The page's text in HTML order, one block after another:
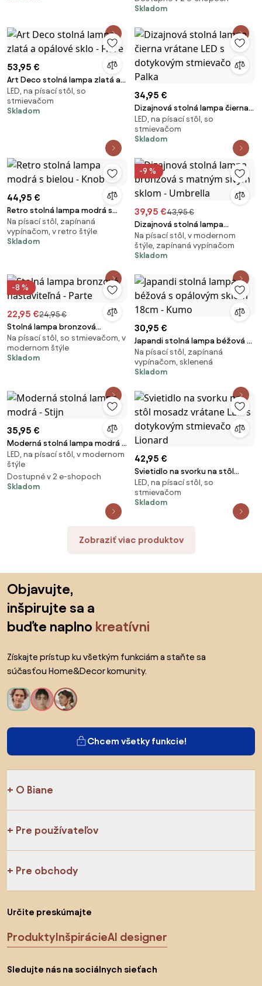
Skladom
53,95 €
Art Deco stolná lampa zlatá a
opálové sklo - Flore
LED, na písací stôl, so
stmievačom
Skladom
34,95 €
Dizajnová stolná lampa čierna
vrátane LED s dotykovým
stmievačom - Palka
LED, na písací stôl, so
stmievačom
Skladom
44,95 €
Retro stolná lampa modrá s
bielou - Knob
Na písací stôl, zapínaná
vypínačom, v retro štýle
Skladom
-9 %
39,95 €43,95 €
Dizajnová stolná lampa
bronzová s matným sivým
sklom - Umbrella
Na písací stôl, v modernom
štýle, zapínaná vypínačom
Skladom
-8 %
22,95 €24,95 €
Stolná lampa bronzová
nastaviteľná - Parte
Na písací stôl, so stmievačom, v
modernom štýle
Skladom
30,95 €
Japandi stolná lampa béžová s
opálovým sklom 18cm - Kumo
Na písací stôl, zapínaná
vypínačom, sklenená
Skladom
35,95 €
Moderná stolná lampa modrá -
Stijn
LED, na písací stôl, v modernom
štýle
Dostupné v 2 e-shopoch
Skladom
42,95 €
Svietidlo na svorku na stôl
mosadz vrátane LED s
dotykovým stmievačom -
Lionard
LED, na písací stôl, so
stmievačom
Skladom
Zobraziť viac produktov
Objavujte,
inšpirujte sa a
buďte naplno kreatívni
Získajte prístup ku všetkým funkciám a staňte sa
súčasťou Home&Decor komunity.
Chcem všetky funkcie!
O Biane
Pre používateľov
Pre obchody
Určite preskúmajte
ProduktyInšpirácieAI designer
Sledujte nás na sociálnych sieťach